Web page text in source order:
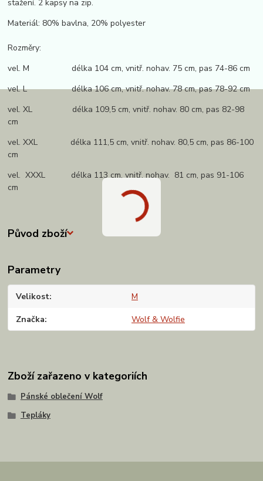
stažení. 2 kapsy na zip.
Materiál: 80% bavlna, 20% polyester
Rozměry:
vel. M délka 104 cm, vnitř. nohav. 75 cm, pas 74-86 cm
vel. L délka 106 cm, vnitř. nohav. 78 cm, pas 78-92 cm
vel. XL délka 109,5 cm, vnitř. nohav. 80 cm, pas 82-98
cm
vel. XXL délka 111,5 cm, vnitř. nohav. 80,5 cm, pas 86-100
cm
vel. XXXL délka 113 cm, vnitř. nohav. 81 cm, pas 91-106
cm
Původ zboží
Parametry
Velikost M
Značka Wolf & Wolfie
Zboží zařazeno v kategoriích
Pánské oblečení Wolf
Tepláky